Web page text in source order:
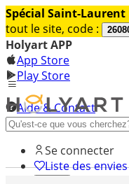
Spécial Saint-Laurent
tout le site, code :
Holyart APP
App Store
Play Store
Aide & Contact
Découvrez Premium
Se connecter
Liste des envies